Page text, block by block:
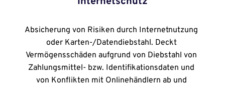
Absicherung von Risiken durch Internetnutzung
oder Karten-/Datendiebstahl. Deckt
Vermögensschäden aufgrund von Diebstahl von
Zahlungsmittel- bzw. Identifikationsdaten und
von Konflikten mit Onlinehändlern ab und